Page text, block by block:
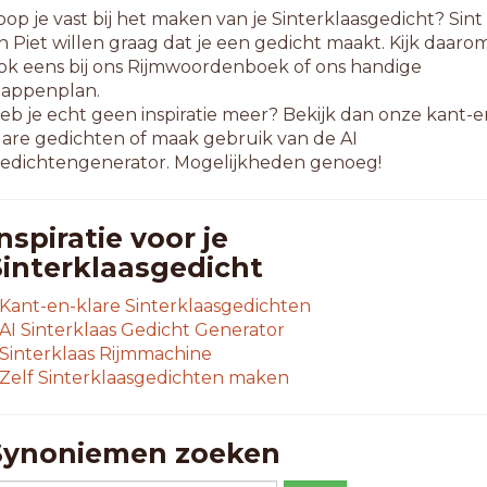
je vast bij het maken van je Sinterklaasgedicht? Sint
Piet willen graag dat je een gedicht maakt. Kijk
eens bij ons Rijmwoordenboek of ons handige
je echt geen inspiratie meer? Bekijk dan onze kant-
gedichten of maak gebruik van de AI
Mogelijkheden genoeg!
voor je
Kant-en-klare Sinterklaasgedichten
AI Sinterklaas Gedicht Generator
Sinterklaas Rijmmachine
Zelf Sinterklaasgedichten maken
zoeken